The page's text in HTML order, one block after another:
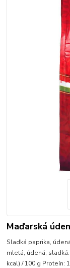
Maďarská
Sladká paprika,
mletá, údená,
kcal) / 100 g Proteín: